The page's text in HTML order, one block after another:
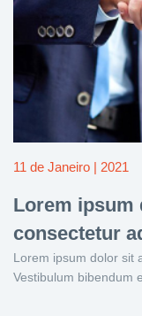
11 de Janeiro | 2021
Lorem ipsum
consectetur
Lorem ipsum dolor sit
Vestibulum bibendum